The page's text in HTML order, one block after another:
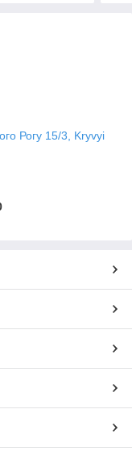
Рогу 15/3, Kryvyi